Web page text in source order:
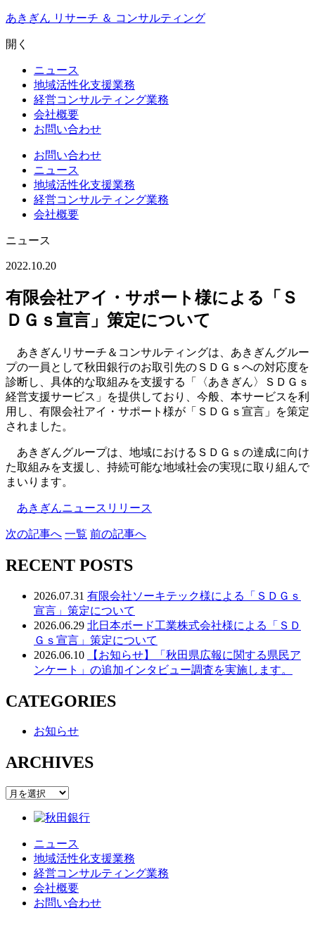
Skip
content
あきぎん リサーチ ＆ コンサルティング
開く
ニュース
地域活性化支援業務
経営コンサルティング業務
会社概要
お問い合わせ
お問い合わせ
ニュース
地域活性化支援業務
経営コンサルティング業務
会社概要
ニュース
2022.10.20
有限会社アイ・サポート様による「Ｓ
ＤＧｓ宣言」策定について
あきぎんリサーチ＆コンサルティングは、あきぎんグルー
プの一員として秋田銀行のお取引先のＳＤＧｓへの対応度を
診断し、具体的な取組みを支援する「〈あきぎん〉ＳＤＧｓ
経営支援サービス」を提供しており、今般、本サービスを利
用し、有限会社アイ・サポート様が「ＳＤＧｓ宣言」を策定
されました。
あきぎんグループは、地域におけるＳＤＧｓの達成に向け
た取組みを支援し、持続可能な地域社会の実現に取り組んで
まいります。
あきぎんニュースリリース
次の記事へ 一覧 前の記事へ
RECENT POSTS
2026.07.31 有限会社ソーキテック様による「ＳＤＧｓ
宣言」策定について
2026.06.29 北日本ボード工業株式会社様による「ＳＤ
Ｇｓ宣言」策定について
2026.06.10
【お知らせ】「秋田県広報に関する県民ア
ンケート」の追加インタビュー調査を実施します。
CATEGORIES
お知らせ
ARCHIVES
ARCHIVES
ニュース
地域活性化支援業務
経営コンサルティング業務
会社概要
お問い合わせ